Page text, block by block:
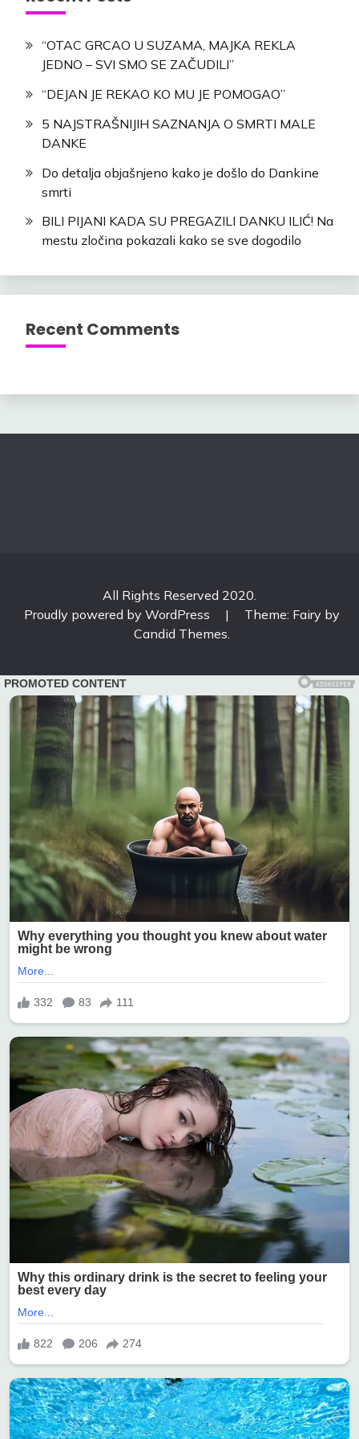
“OTAC GRCAO U SUZAMA, MAJKA REKLA
JEDNO – SVI SMO SE ZAČUDILI”
“DEJAN JE REKAO KO MU JE POMOGAO”
5 NAJSTRAŠNIJIH SAZNANJA O SMRTI MALE
DANKE
Do detalja objašnjeno kako je došlo do Dankine
smrti
BILI PIJANI KADA SU PREGAZILI DANKU ILIĆ! Na
mestu zločina pokazali kako se sve dogodilo
Recent Comments
All Rights Reserved 2020.
Proudly powered by WordPress
|
Theme: Fairy by
Candid Themes.